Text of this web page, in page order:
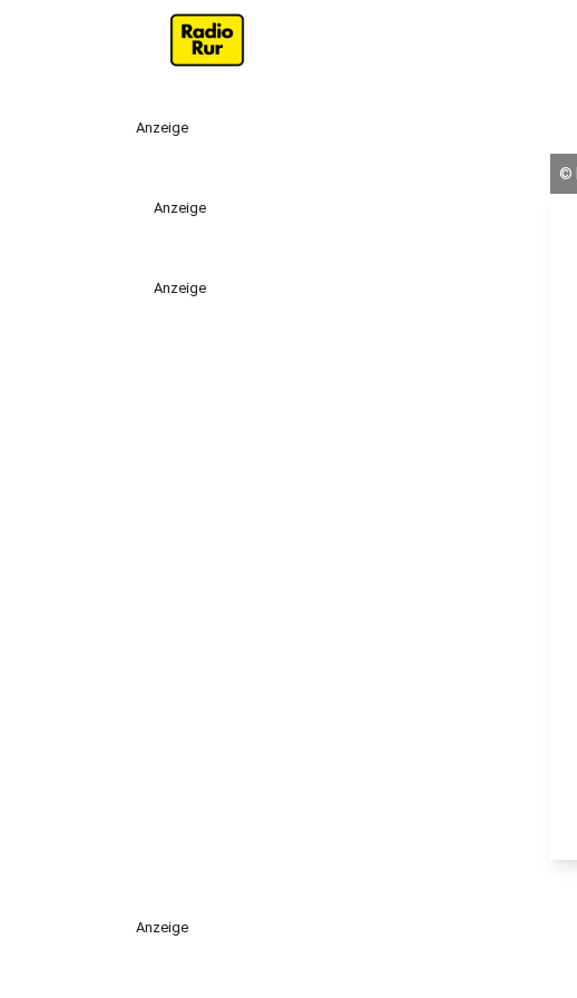
Anzeige
Anzeige
Anzeige
©
Anzeige